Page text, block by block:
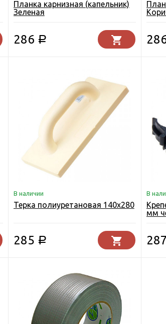
Планка карнизная (капельник)
Зеленая
286 Р
В наличии
Терка полиуретановая 140х280
285 Р
В
мм
287